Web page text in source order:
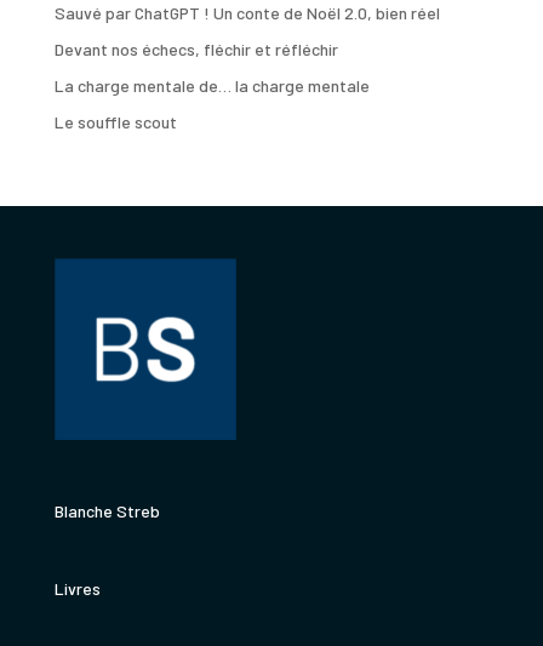
Sauvé par ChatGPT ! Un conte de Noël 2.0, bien réel
Devant nos échecs, fléchir et réfléchir
La charge mentale de… la charge mentale
Le souffle scout
Blanche Streb
Livres